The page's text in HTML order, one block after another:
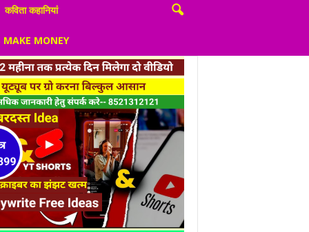
कविता कहानियां
MONEY